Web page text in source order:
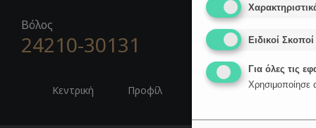
Βόλος
24210-30131 
Κεντρική Προφίλ Δικηγόροι Νέα
Ειδικοί Σκοποί
Για όλες τις
Χρησιμοποίησε